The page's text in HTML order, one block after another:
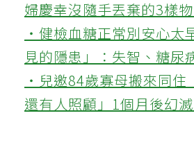
婦慶幸沒隨手丟棄的3樣
‧健檢血糖正常別安心太
見的隱患」：失智、糖尿
‧兒邀84歲寡母搬來同住
還有人照顧」1個月後幻